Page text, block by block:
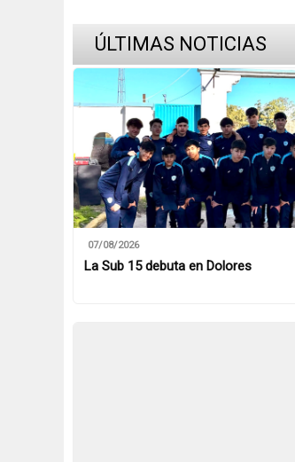
ÚLTIMAS NOTICIAS
07/08/2026
La Sub 15 debuta en Dolores